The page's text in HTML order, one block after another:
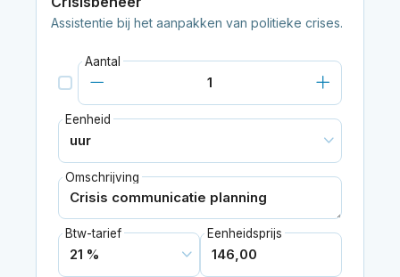
Assistentie bij het aanpakken van politieke crises.
Aantal
Eenheid
Omschrijving
Btw-tarief Eenheidsprijs